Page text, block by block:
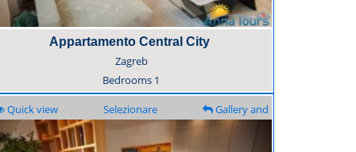
Appartamento Central City
Zagreb
Bedrooms 1
Quick view Selezionare
Gallery and
description